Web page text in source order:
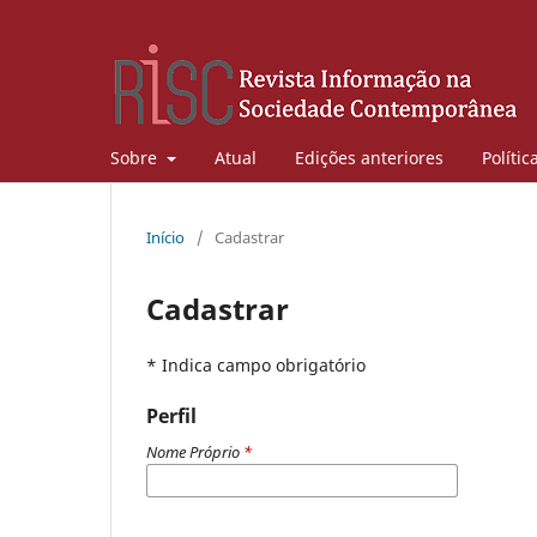
Sobre Atual Edições anteriores
Início / Cadastrar
Cadastrar
* Indica campo obrigatório
Perfil
Nome Próprio *